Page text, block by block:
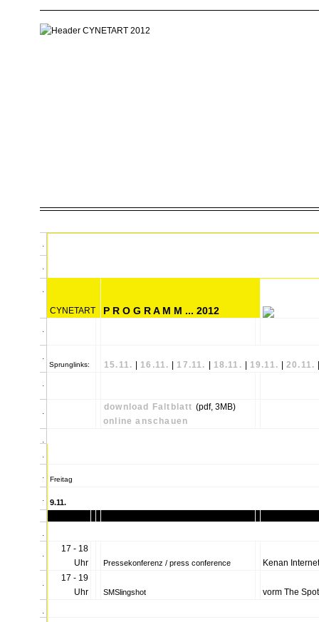
.
.
.
CYNETART P R O G R A M M ... 2012
.
.
Sprunglinks: 15.11. 16.11. 17.11. 18.11. 19.11. 20.11.
.
. download Faltblatt (pdf, 3MB)
online anschauen
.
.
. Freitag
. 9.11.
.
.
.
17 - 18
Uhr
Pressekonferenz / press conference
Kenan
.
17 - 19
Uhr
SMSlingshot
vorm The Spot
.